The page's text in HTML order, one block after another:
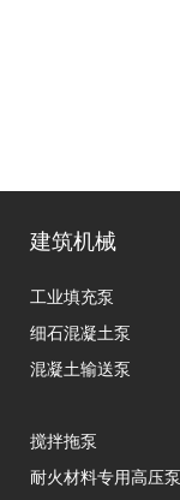
建筑机械
工业填充泵
细石混凝土泵
混凝土输送泵
搅拌拖泵
耐火材料专用高压泵